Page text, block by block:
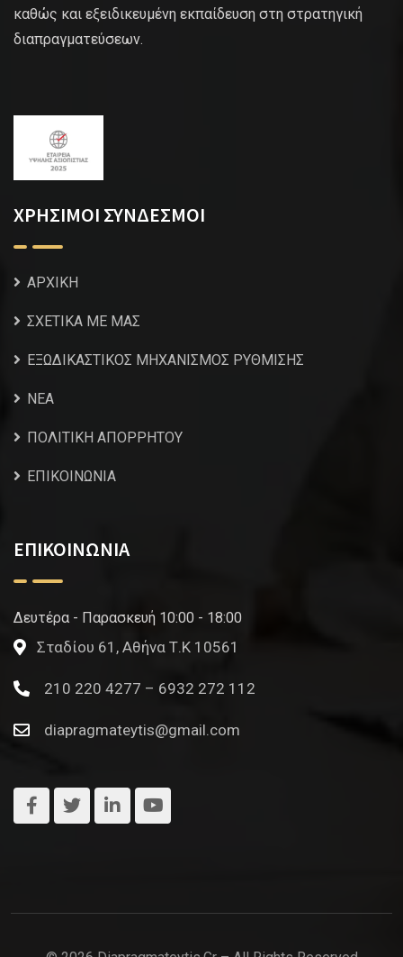
καθώς και εξειδικευμένη εκπαίδευση στη στρατηγική
διαπραγματεύσεων.
ΧΡΗΣΙΜΟΙ ΣΥΝΔΕΣΜΟΙ
ΑΡΧΙΚΗ
ΣΧΕΤΙΚΑ ΜΕ ΜΑΣ
ΕΞΩΔΙΚΑΣΤΙΚΟΣ ΜΗΧΑΝΙΣΜΟΣ ΡΥΘΜΙΣΗΣ
NEA
ΠΟΛΙΤΙΚΗ ΑΠΟΡΡΗΤΟΥ
ΕΠΙΚΟΙΝΩΝΙΑ
ΕΠΙΚΟΙΝΩΝΙΑ
Δευτέρα - Παρασκευή 10:00 - 18:00
Σταδίου 61, Αθήνα Τ.Κ 10561
210 220 4277 – 6932 272 112
diapragmateytis@gmail.com